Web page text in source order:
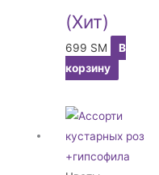
(Хит)
699 ЅМ
В
корзину